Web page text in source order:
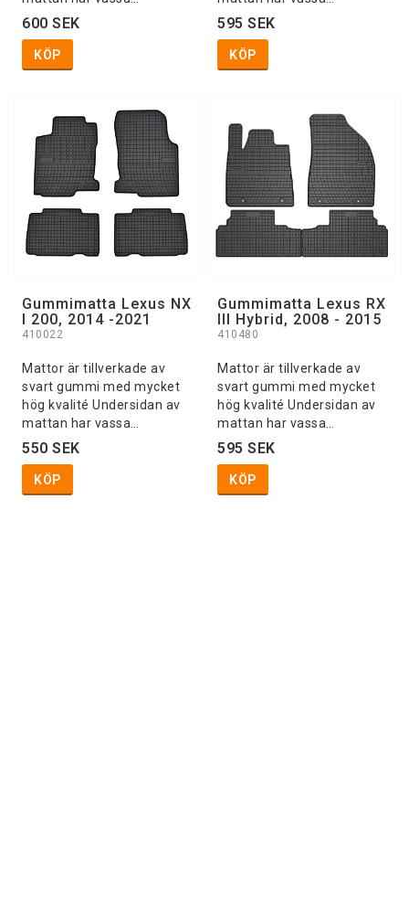
600 SEK
KÖP
595 SEK
KÖP
Gummimatta Lexus NX
I 200, 2014 -2021
410022
Mattor är tillverkade av
svart gummi med mycket
hög kvalité Undersidan av
mattan har vassa…
550 SEK
KÖP
Gummimatta Lexus RX
lll Hybrid, 2008 - 2015
410480
Mattor är tillverkade av
svart gummi med mycket
hög kvalité Undersidan av
mattan har vassa…
595 SEK
KÖP